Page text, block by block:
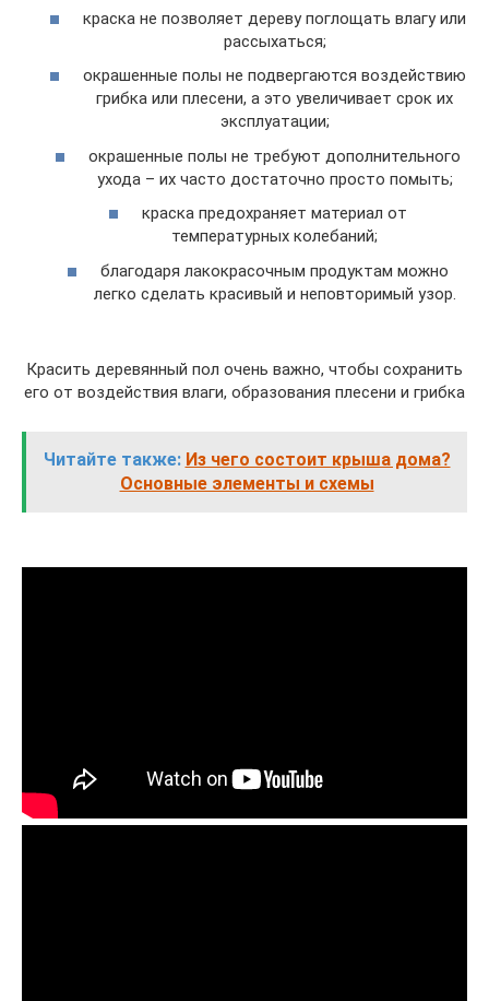
краска не позволяет дереву поглощать влагу или
рассыхаться;
окрашенные полы не подвергаются воздействию
грибка или плесени, а это увеличивает срок их
эксплуатации;
окрашенные полы не требуют дополнительного
ухода – их часто достаточно просто помыть;
краска предохраняет материал от
температурных колебаний;
благодаря лакокрасочным продуктам можно
легко сделать красивый и неповторимый узор.
Красить деревянный пол очень важно, чтобы сохранить
его от воздействия влаги, образования плесени и грибка
Читайте также: Из чего состоит крыша дома?
Основные элементы и схемы